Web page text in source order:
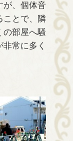
が、個体音
ことで、隣
の部屋へ騒
常に多く